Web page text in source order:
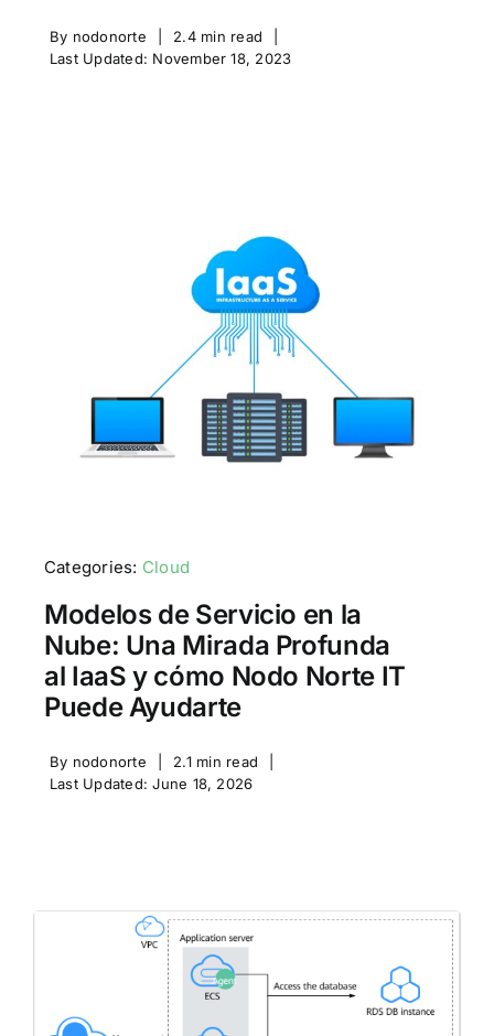
By nodonorte 2.4 min read
Last Updated: November 18, 2023
Categories: Cloud
Modelos de Servicio en la
Nube: Una Mirada Profunda
al IaaS y cómo Nodo Norte IT
Puede Ayudarte
By nodonorte 2.1 min read
Last Updated: June 18, 2026